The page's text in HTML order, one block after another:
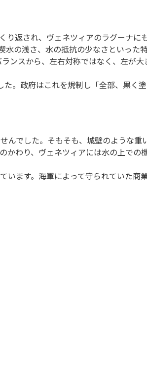
り返され、ヴェネツィアのラグーナに
の浅さ、水の抵抗の少なさといった
ンスから、左右対称ではなく、左が大
。政府はこれを規制し「全部、黒く塗
んでした。そもそも、城壁のような重
かわり、ヴェネツィアには水の上での
います。海軍によって守られていた商